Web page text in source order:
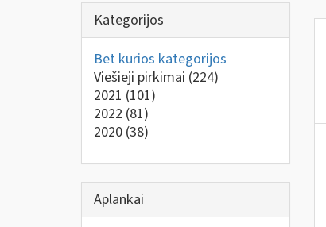
Kategorijos
Bet kurios kategorijos
Viešieji pirkimai (224)
2021 (101)
2022 (81)
2020 (38)
Aplankai